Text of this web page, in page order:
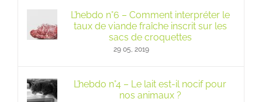
L’hebdo n°6 – Comment interpréter le
taux de viande fraîche inscrit sur les
sacs de croquettes
29 05, 2019
L’hebdo n°4 – Le lait est-il nocif pour
nos animaux ?